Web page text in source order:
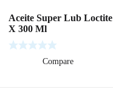
Aceite Super Lub Loctite
X 300 Ml
Compare